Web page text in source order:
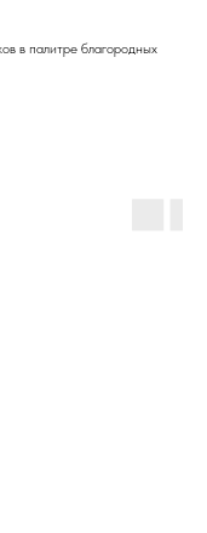
в палитре благородных